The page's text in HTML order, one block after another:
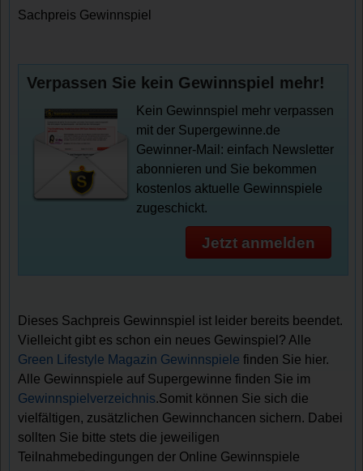
Sachpreis Gewinnspiel
Verpassen Sie kein Gewinnspiel mehr!
Kein Gewinnspiel mehr verpassen
mit der Supergewinne.de
Gewinner-Mail: einfach Newsletter
abonnieren und Sie bekommen
kostenlos aktuelle Gewinnspiele
zugeschickt.
Jetzt anmelden
Dieses Sachpreis Gewinnspiel ist leider bereits beendet.
Vielleicht gibt es schon ein neues Gewinspiel? Alle
Green Lifestyle Magazin Gewinnspiele finden Sie hier.
Alle Gewinnspiele auf Supergewinne finden Sie im
Gewinnspielverzeichnis.Somit können Sie sich die
vielfältigen, zusätzlichen Gewinnchancen sichern. Dabei
sollten Sie bitte stets die jeweiligen
Teilnahmebedingungen der Online Gewinnspiele